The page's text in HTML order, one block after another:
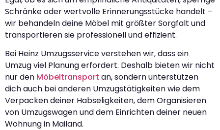
Schränke oder wertvolle Erinnerungsstücke handelt –
wir behandeln deine Möbel mit größter Sorgfalt und
transportieren sie professionell und effizient.
Bei Heinz Umzugsservice verstehen wir, dass ein
Umzug viel Planung erfordert. Deshalb bieten wir nicht
nur den Möbeltransport an, sondern unterstützen
dich auch bei anderen Umzugstätigkeiten wie dem
Verpacken deiner Habseligkeiten, dem Organisieren
von Umzugswagen und dem Einrichten deiner neuen
Wohnung in Mailand.